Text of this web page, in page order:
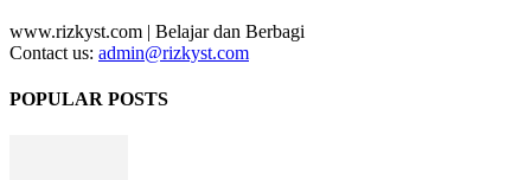
www.rizkyst.com | Belajar dan Berbagi
Contact us: admin@rizkyst.com
POPULAR POSTS